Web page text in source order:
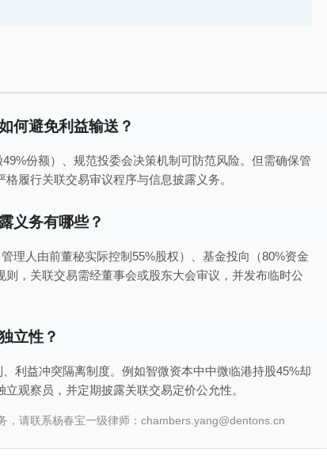
何避免利益输送？
份额）、规范投委会决策机制可防范风险。但需确保管
履行关联交易审议程序与信息披露义务。
义务有哪些？
理人由前董秘实际控制55%股权）、基金投向（80%资金
，关联交易需经董事会或股东大会审议，并发布临时公
立性？
利益冲突隔离制度。例如智微资本中中微临港持股45%却
观察员，并定期披露关联交易定价公允性。
，请联系杨春宝一级律师：chambers.yang@dentons.cn